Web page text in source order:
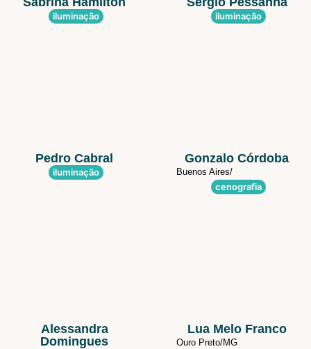
iluminação iluminação
Pedro Cabral
iluminação
Gonzalo Córdoba
Buenos Aires/
cenografia
Alessandra
Domingues
Lua Melo Franco
Ouro Preto/MG